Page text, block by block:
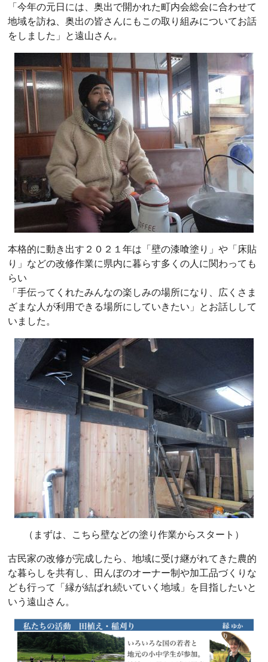
「今年の元日には、奥出で開かれた町内会総会に合わせて
地域を訪ね、奥出の皆さんにもこの取り組みについてお話
をしました」と遠山さん。
本格的に動き出す２０２１年は「壁の漆喰塗り」や「床貼
り」などの改修作業に県内に暮らす多くの人に関わっても
らい
「手伝ってくれたみんなの楽しみの場所になり、広くさま
ざまな人が利用できる場所にしていきたい」とお話しして
いました。
（まずは、こちら壁などの塗り作業からスタート）
古民家の改修が完成したら、地域に受け継がれてきた農的
な暮らしを共有し、田んぼのオーナー制や加工品づくりな
ども行って「縁が結ばれ続いていく地域」を目指したいと
いう遠山さん。